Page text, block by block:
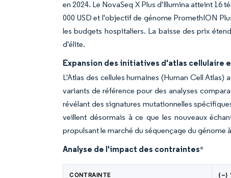
en 2024. Le NovaSeq X Plus d'Illumina atteint 16
000 USD et l'objectif de génome PromethION
les budgets hospitaliers. La baisse des prix
d'élite.
Expansion des initiatives d'atlas cellulaire
L'Atlas des cellules humaines (Human Cell
variants de référence pour des analyses
révélant des signatures mutationnelles
veillent désormais à ce que les nouveaux
propulsant le marché du séquençage du génome
Analyse de l'impact des contraintes*
CONTRAINTE (~)